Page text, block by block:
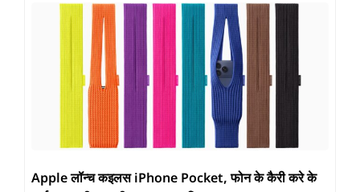
Apple लॉन्च कइलस iPhone Pocket, फोन के कैरी करे के